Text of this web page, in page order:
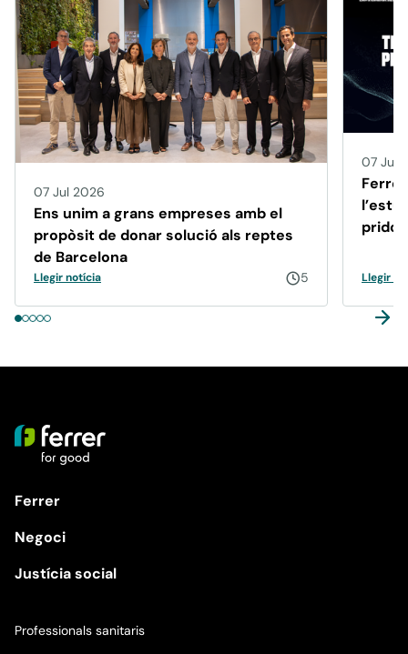
07 Jul 2026
Ens unim a grans empreses amb el
propòsit de donar solució als reptes
de Barcelona
Llegir notícia 5
07 Jul
Llegir
Ferrer
Negoci
Justícia social
Professionals sanitaris